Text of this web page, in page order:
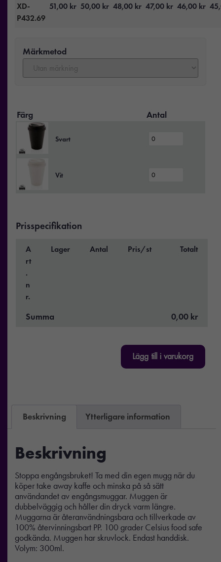
XD-
P432.69
51,00 kr 50,00 kr 48,00 kr 47,00 kr 46,00 kr
Märkmetod
Färg Antal
Svart
Vit
Prisspecifikation
A
rt
.
n
r.
Lager Antal Pris/st Totalt
Summa 0,00 kr
Lägg till i varukorg
Beskrivning Ytterligare information
Beskrivning
Stoppa engångsbruket! Ta med din egen mugg när du
köper take away kaffe och minska på så sätt
användandet av engångsmuggar. Muggen är
dubbelväggig och håller din dryck varm längre.
Muggarna är återanvändningsbara och tillverkade av
100% återvinningsbart PP. 100 grader Celsius food safe
godkända. Muggen har skruvlock. Endast handdisk.
Volym: 300ml.